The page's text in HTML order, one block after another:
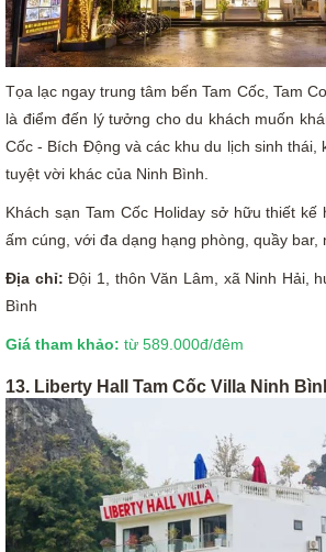
Tọa lạc ngay trung tâm bến Tam Cốc, Tam
là điểm đến lý tưởng cho du khách muốn
Cốc - Bích Động và các khu du lịch sinh thái,
tuyệt vời khác của Ninh Bình.
Khách sạn Tam Cốc Holiday sở hữu thiết kế
ấm cúng, với đa dạng hạng phòng, quầy bar,
Địa chỉ:Đội 1, thôn Văn Lâm, xã Ninh Hải,
Bình
Giá tham khảo: từ 589.000đ/đêm
13. Liberty Hall Tam Cốc Villa Ninh